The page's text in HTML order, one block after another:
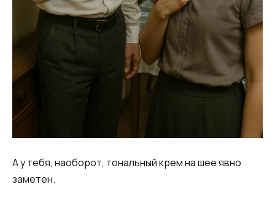
А у тебя, наоборот, тональный крем на шее явно
заметен.